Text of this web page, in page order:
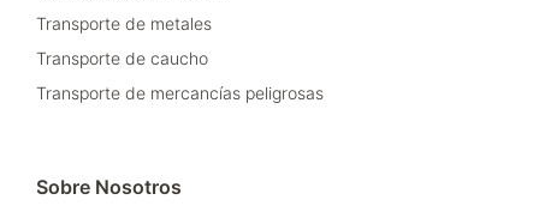
Transporte de metales
Transporte de caucho
Transporte de mercancías peligrosas
Sobre Nosotros